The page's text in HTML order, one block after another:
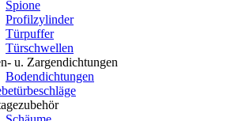
Spione
Profilzylinder
Türpuffer
Türschwellen
u. Zargendichtungen
Bodendichtungen